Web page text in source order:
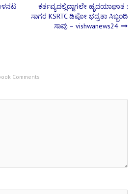
ಕರ್ತವ್ಯದಲ್ಲಿದ್ದಾಗಲೇ ಹೃದಯಾಘಾತ :
ಸಾಗರ KSRTC ಡಿಪೋ ಭದ್ರತಾ ಸಿಬ್ಬಂದಿ
ಸಾವು – vishwanews24
Comments